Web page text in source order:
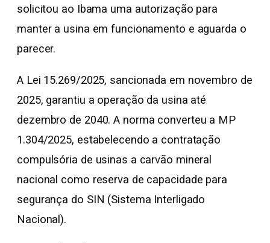
solicitou ao Ibama uma autorização para
manter a usina em funcionamento e aguarda o
parecer.
A Lei 15.269/2025, sancionada em novembro de
2025, garantiu a operação da usina até
dezembro de 2040. A norma converteu a MP
1.304/2025, estabelecendo a contratação
compulsória de usinas a carvão mineral
nacional como reserva de capacidade para
segurança do SIN (Sistema Interligado
Nacional).